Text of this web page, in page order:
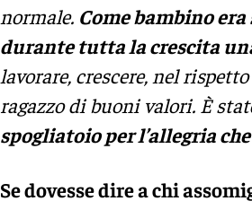
normale. Come bambino
durante tutta la crescita
lavorare, crescere, nel
ragazzo di buoni valori. È
spogliatoio per l’allegria
Se dovesse dire a chi